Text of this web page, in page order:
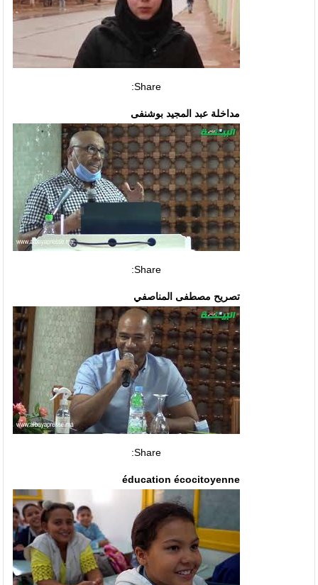
Share:
مداخلة عبد المجيد بوشنفى
Share:
تصريح مصطفى المناصفي
Share:
éducation écocitoyenne